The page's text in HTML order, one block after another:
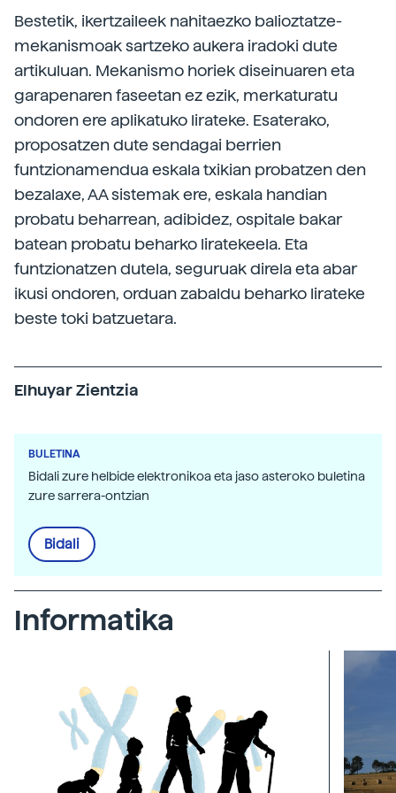
Bestetik, ikertzaileek nahitaezko balioztatze-
mekanismoak sartzeko aukera iradoki dute
artikuluan. Mekanismo horiek diseinuaren eta
garapenaren faseetan ez ezik, merkaturatu
ondoren ere aplikatuko lirateke. Esaterako,
proposatzen dute sendagai berrien
funtzionamendua eskala txikian probatzen den
bezalaxe, AA sistemak ere, eskala handian
probatu beharrean, adibidez, ospitale bakar
batean probatu beharko liratekeela. Eta
funtzionatzen dutela, seguruak direla eta abar
ikusi ondoren, orduan zabaldu beharko lirateke
beste toki batzuetara.
Elhuyar Zientzia
BULETINA
Bidali zure helbide elektronikoa eta jaso asteroko buletina
zure sarrera-ontzian
Bidali
Informatika